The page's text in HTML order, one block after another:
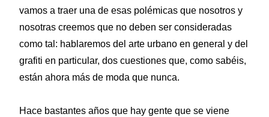
vamos a traer una de esas polémicas que nosotros y
nosotras creemos que no deben ser consideradas
como tal: hablaremos del arte urbano en general y del
grafiti en particular, dos cuestiones que, como sabéis,
están ahora más de moda que nunca.
Hace bastantes años que hay gente que se viene